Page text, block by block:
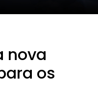
nova
os